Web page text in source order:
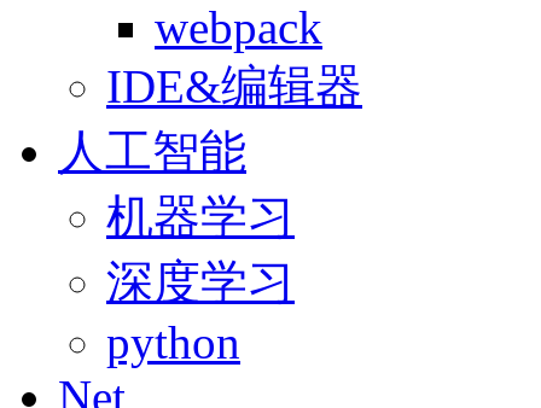
webpack
IDE&编辑器
人工智能
机器学习
深度学习
python
Net